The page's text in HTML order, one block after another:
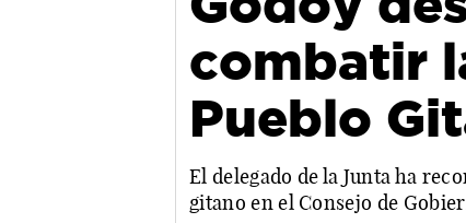
combatir
Pueblo
El delegado de la Junta ha
gitano en el Consejo de